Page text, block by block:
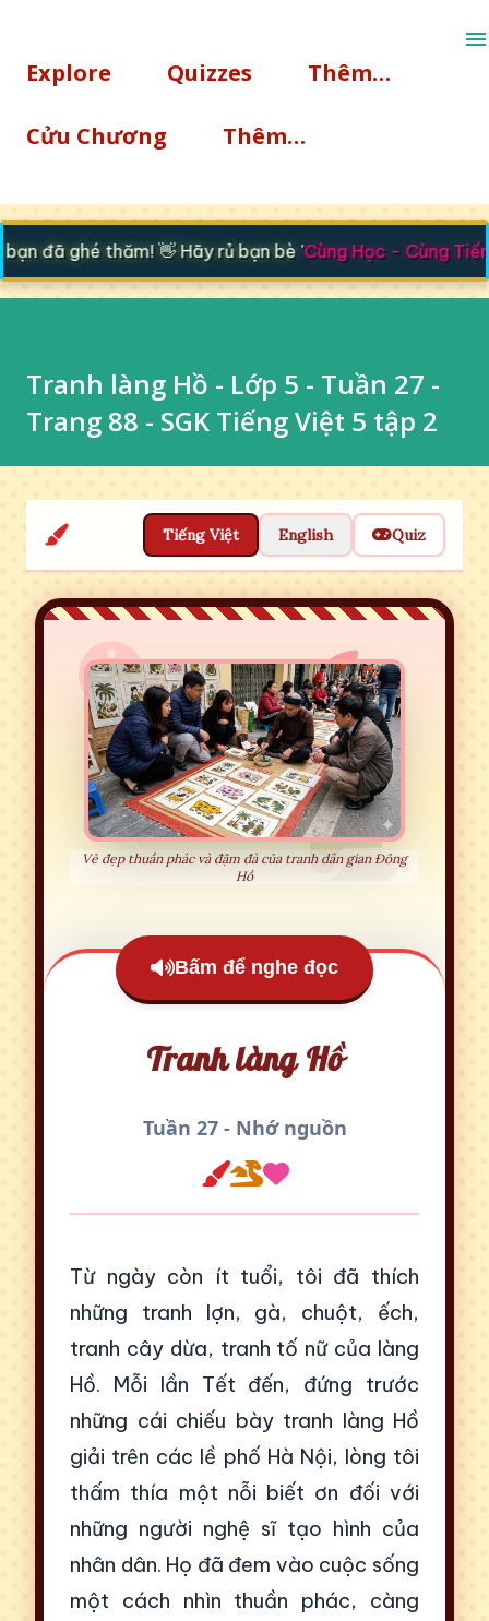
Explore Quizzes Thêm…
Cửu Chương Thêm…
đã ghé thăm! 👋 Hãy rủ bạn bè 'Cùng Học - Cùng Tiến'
Tranh làng Hồ - Lớp 5 - Tuần 27 -
Trang 88 - SGK Tiếng Việt 5 tập 2
Tiếng Việt English Quiz
Vẻ đẹp thuần phác và đậm đà của tranh dân gian Đông
Hồ
Bấm để nghe đọc
Tranh làng Hồ
Tuần 27 - Nhớ nguồn
Từ ngày còn ít tuổi, tôi đã thích
những tranh lợn, gà, chuột, ếch,
tranh cây dừa, tranh tố nữ của làng
Hồ. Mỗi lần Tết đến, đứng trước
những cái chiếu bày tranh làng Hồ
giải trên các lề phố Hà Nội, lòng tôi
thấm thía một nỗi biết ơn đối với
những người nghệ sĩ tạo hình của
nhân dân. Họ đã đem vào cuộc sống
một cách nhìn thuần phác, càng